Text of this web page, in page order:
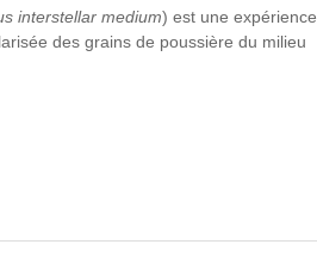
interstellar medium) est une expérience
des grains de poussière du milieu